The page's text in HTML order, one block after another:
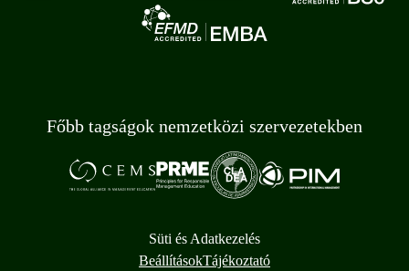
Főbb tagságok nemzetközi szervezetekben
Süti és Adatkezelés
BeállításokTájékoztató